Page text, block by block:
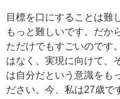
目標を口にすることは難
もっと難しいです。だか
ただけでもすごいのです
はなく、実現に向けて、
は自分だという意識をも
ださい。今、私は27歳で